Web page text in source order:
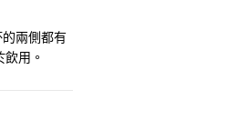
兩側都有
用。